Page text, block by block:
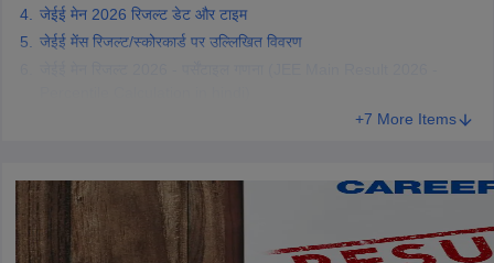
जेईई मेन 2026 रिजल्ट डेट और टाइम
जेईई मेंस रिजल्ट/स्कोरकार्ड पर उल्लिखित विवरण
+7 More Items